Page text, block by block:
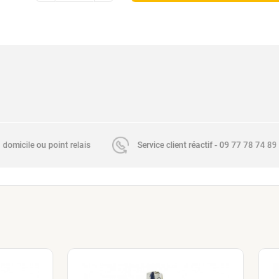
domicile ou point relais Service client réactif - 09 77 78 74 89